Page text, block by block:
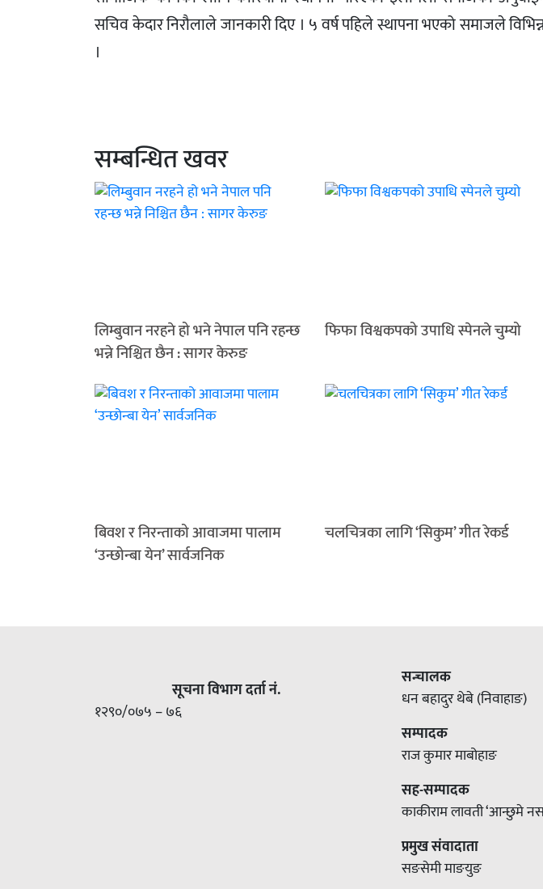
सचिव केदार निरौलाले जानकारी दिए । ५ वर्ष पहिले स्थापना भएको समाजले
।
सम्बन्धित खवर
लिम्बुवान नरहने हो भने नेपाल पनि रहन्छ
भन्ने निश्चित छैन : सागर केरुङ
फिफा विश्वकपको उपाधि स्पेनले चुम्यो
बिवश र निरन्ताको आवाजमा पालाम
‘उन्छोन्बा येन’ सार्वजनिक
चलचित्रका लागि ‘सिकुम’ गीत रेकर्ड
सूचना विभाग दर्ता नं.
१२९०/०७५ – ७६
सन्चालक
धन बहादुर थेबे (निवाहाङ)
सम्पादक
राज कुमार माबोहाङ
सह-सम्पादक
काकीराम लावती ‘आन्छुमे
प्रमुख संवादाता
सङसेमी माङयुङ